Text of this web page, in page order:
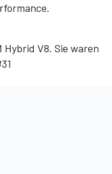
V8. Sie waren